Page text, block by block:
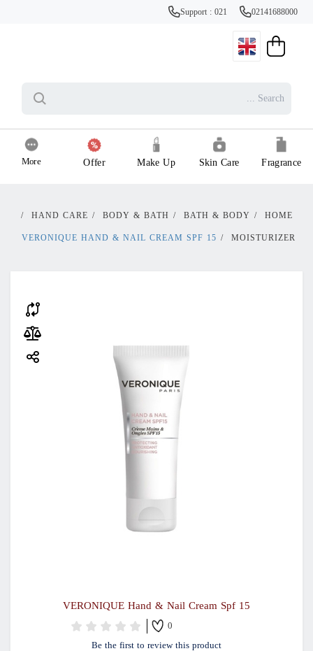
Support : 021 02141688000
Fragrance
Skin Care
Make Up
Offer
More
HOME
/
BATH & BODY
/
BODY & BATH
/
HAND CARE
/
MOISTURIZER
/
VERONIQUE HAND & NAIL CREAM SPF 15
VERONIQUE Hand & Nail Cream Spf 15
0
Be the first to review this product